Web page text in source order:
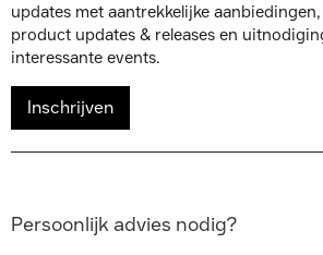
updates met aantrekkelijke
product updates & releases en
interessante events.
Inschrijven
Persoonlijk advies nodig?